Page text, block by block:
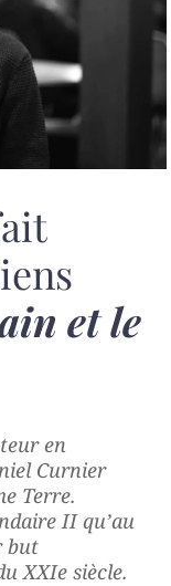
et le
en
Curnier
Terre.
II qu’au
but
XXIe siècle.